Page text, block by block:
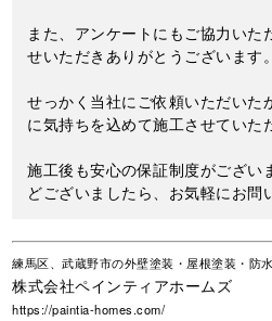
また、アンケートにもご協力いた
せいただきありがとうございます。
せっかく当社にご依頼いただいた
に気持ちを込めて施工させていた
施工後も安心の保証制度がござい
どございましたら、お気軽にお問
練馬区、武蔵野市の外壁塗装・屋根塗装・防
株式会社ペインティアホームズ
https://paintia-homes.com/